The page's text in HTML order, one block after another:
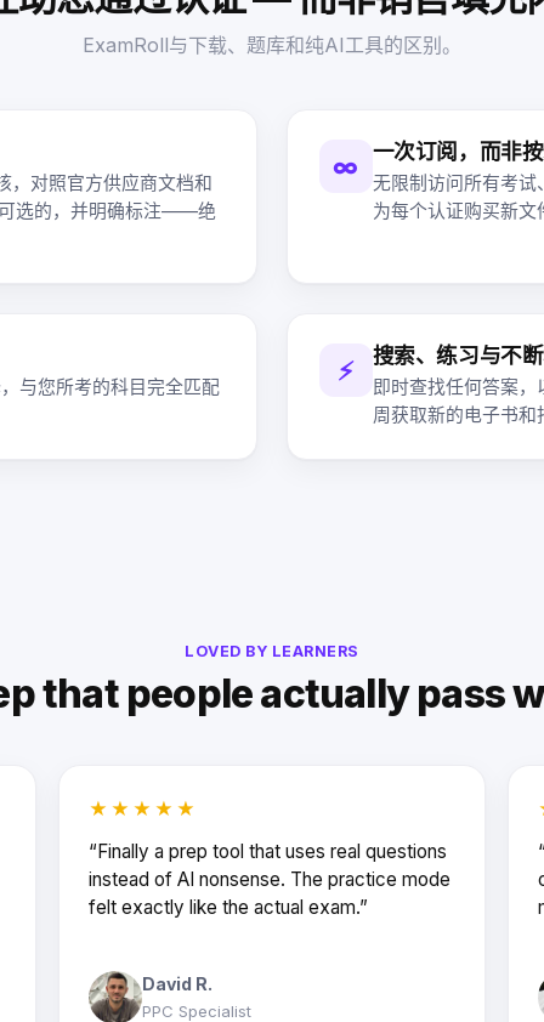
ExamRoll与下载、题库和纯AI工具的区别。
，对照官方供应商文档和
选的，并明确标注——绝
∞ 一次订阅，而非
无限制访问所有考
为每个认证购买新文
与您所考的科目完全匹配
⚡ 搜索、练习与不
即时查找任何答案
周获取新的电子书
LOVED BY LEARNERS
that people actually pass
★★★★★
“Finally a prep tool that uses real questions
instead of AI nonsense. The practice mode
felt exactly like the actual exam.”
David R.
PPC Specialist